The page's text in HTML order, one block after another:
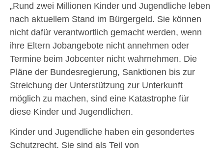
„Rund zwei Millionen Kinder und Jugendliche leben
nach aktuellem Stand im Bürgergeld. Sie können
nicht dafür verantwortlich gemacht werden, wenn
ihre Eltern Jobangebote nicht annehmen oder
Termine beim Jobcenter nicht wahrnehmen. Die
Pläne der Bundesregierung, Sanktionen bis zur
Streichung der Unterstützung zur Unterkunft
möglich zu machen, sind eine Katastrophe für
diese Kinder und Jugendlichen.
Kinder und Jugendliche haben ein gesondertes
Schutzrecht. Sie sind als Teil von